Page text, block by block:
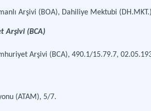
Arşivi (BOA), Dahiliye Mektubi
Arşivi (BCA)
Arşivi (BCA), 490.1/15.79.7,
(ATAM), 5/7.